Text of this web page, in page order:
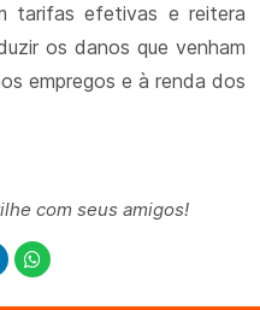
tarifas efetivas e reitera
os danos que venham
empregos e à renda dos
com seus amigos!